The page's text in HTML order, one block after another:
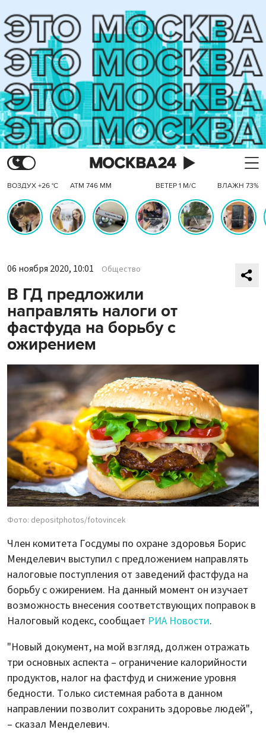
ВОЗДУХ +26 °C АТМ 746 ММ ВЕТЕР 1 М/С ВЛАЖН 73%
06 ноября 2020, 10:01 Общество
В ГД предложили
направлять налоги от
фастфуда на борьбу с
ожирением
Фото: depositphotos/fotovincek
Член комитета Госдумы по охране здоровья Борис
Менделевич выступил с предложением направлять
налоговые поступления от заведений фастфуда на
борьбу с ожирением. На данный момент он изучает
возможность внесения соответствующих поправок в
Налоговый кодекс, сообщает РИА Новости.
"Новый документ, на мой взгляд, должен отражать
три основных аспекта – ограничение калорийности
продуктов, налог на фастфуд и снижение уровня
бедности. Только системная работа в данном
направлении позволит сохранить здоровье людей",
– сказал Менделевич.